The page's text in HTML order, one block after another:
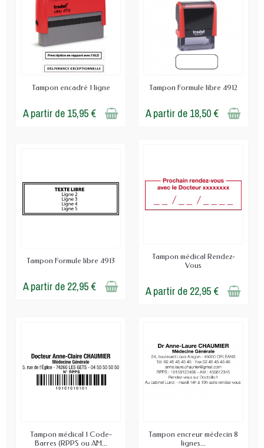
la stabilité du marquage dans le temps. Pour votre
cabinet, le bon choix repose d'abord sur trois points :
format, conformité des mentions et fréquence
d'usage.
Tampon encadré 1 ligne
A partir de 15,95 €
Tampon Formule libre 4912
A partir de 18,50 €
Tampon Formule libre 4913
A partir de 22,95 €
Tampon médical Rendez-
Vous
A partir de 22,95 €
Tampon médical 1 Code-
Barres (RPPS ou AM...
Tampon encreur médecin 8
lignes...